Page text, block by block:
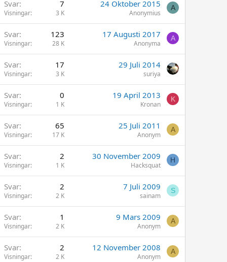
Svar 7
Visningar 3 K
24 Oktober 2015
Anonymius
A
Svar 123
Visningar 28 K
17 Augusti 2017
Anonyma
A
Svar 17
Visningar 3 K
29 Juli 2014
suriya
Svar 0
Visningar 1 K
19 April 2013
Kronan
K
Svar 65
Visningar 17 K
25 Juli 2011
Anonym
A
Svar 2
Visningar 1 K
30 November 2009
Hacksquat
H
Svar 2
Visningar 2 K
7 Juli 2009
sainam
S
Svar 1
Visningar 2 K
9 Mars 2009
Anonym
A
Svar 2
Visningar 2 K
12 November 2008
Anonym
A